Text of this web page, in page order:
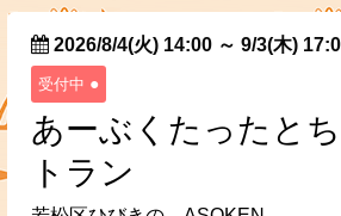
2026/8/4(火) 14:00 ～ 9/3(木)
受付中 ●
あーぶくたったと
トラン